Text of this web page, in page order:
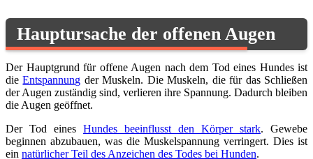
Hauptursache der offenen Augen
Der Hauptgrund für offene Augen nach dem Tod eines Hundes ist
dieEntspannung der Muskeln. Die Muskeln, die für das Schließen
der Augen zuständig sind, verlieren ihre Spannung. Dadurch bleiben
die Augen geöffnet.
Der Tod eines Hundes beeinflusst den Körper stark. Gewebe
beginnen abzubauen, was die Muskelspannung verringert. Dies ist
ein natürlicher Teil des Anzeichen des Todes bei Hunden.